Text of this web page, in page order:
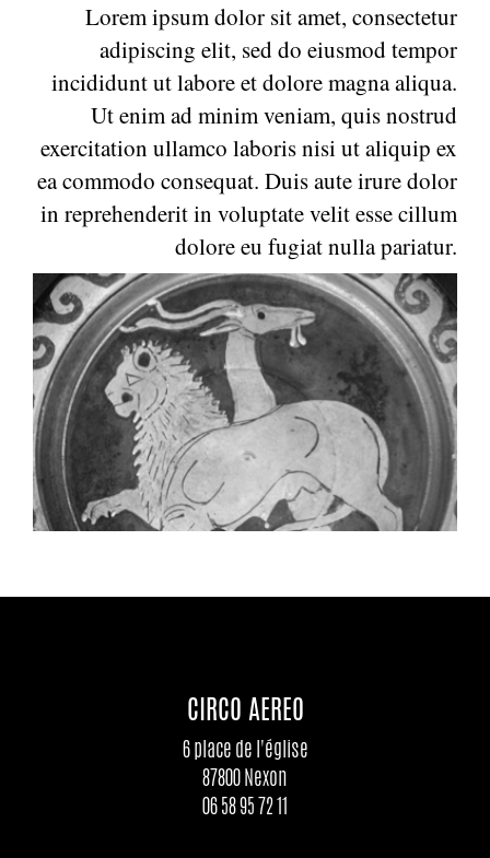
Lorem ipsum dolor sit amet, consectetur
adipiscing elit, sed do eiusmod tempor
incididunt ut labore et dolore magna aliqua.
Ut enim ad minim veniam, quis nostrud
exercitation ullamco laboris nisi ut aliquip ex
ea commodo consequat. Duis aute irure dolor
in reprehenderit in voluptate velit esse cillum
dolore eu fugiat nulla pariatur.
CIRCO AEREO
6 place de l'église
87800 Nexon
06 58 95 72 11